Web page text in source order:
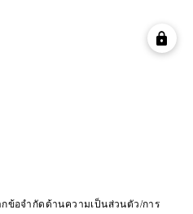
ข้อจำกัดด้านความเป็นส่วนตัว/การ